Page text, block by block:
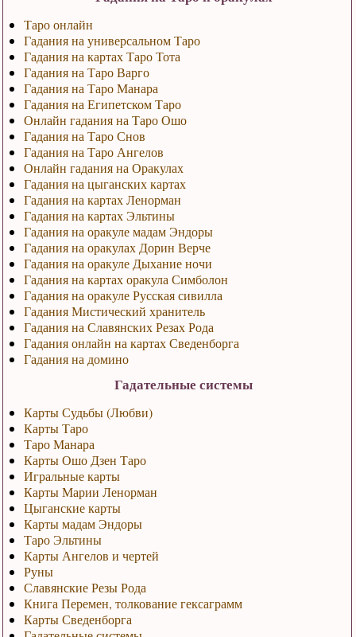
Таро онлайн
Гадания на универсальном Таро
Гадания на картах Таро Тота
Гадания на Таро Варго
Гадания на Таро Манара
Гадания на Египетском Таро
Онлайн гадания на Таро Ошо
Гадания на Таро Снов
Гадания на Таро Ангелов
Онлайн гадания на Оракулах
Гадания на цыганских картах
Гадания на картах Ленорман
Гадания на картах Эльтины
Гадания на оракуле мадам Эндоры
Гадания на оракулах Дорин Верче
Гадания на оракуле Дыхание ночи
Гадания на картах оракула Симболон
Гадания на оракуле Русская сивилла
Гадания Мистический хранитель
Гадания на Славянских Резах Рода
Гадания онлайн на картах Сведенборга
Гадания на домино
Гадательные системы
Карты Судьбы (Любви)
Карты Таро
Таро Манара
Карты Ошо Дзен Таро
Игральные карты
Карты Марии Ленорман
Цыганские карты
Карты мадам Эндоры
Таро Эльтины
Карты Ангелов и чертей
Руны
Славянские Резы Рода
Книга Перемен, толкование гексаграмм
Карты Сведенборга